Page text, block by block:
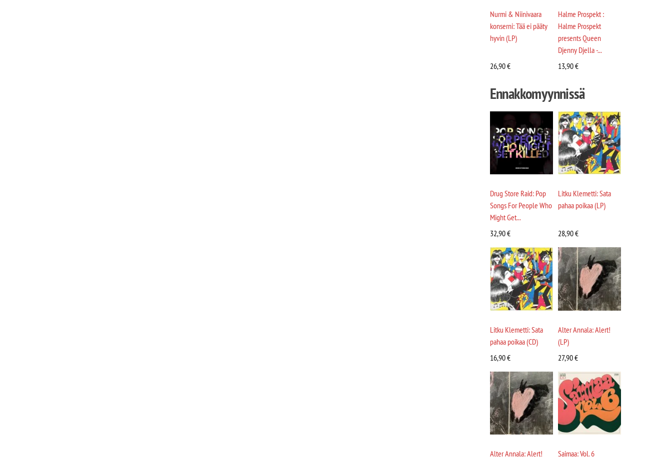
Nurmi & Niinivaara
konserni: Tää ei pääty
hyvin (LP)
26,90€
Halme Prospekt :
Halme Prospekt
presents Queen
Djenny Djella -...
13,90€
Ennakkomyynnissä
Drug Store Raid: Pop
Songs For People Who
Might Get...
32,90€
Litku Klemetti: Sata
pahaa poikaa (LP)
28,90€
Litku Klemetti: Sata
pahaa poikaa (CD)
16,90€
Alter Annala: Alert!
(LP)
27,90€
Alter Annala: Alert!
Saimaa: Vol. 6